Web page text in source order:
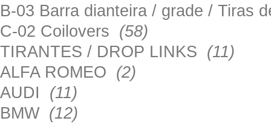
B-03 Barra dianteira / grade / Tiras
C-02 Coilovers (58)
TIRANTES / DROP LINKS (11)
ALFA ROMEO (2)
AUDI (11)
BMW (12)